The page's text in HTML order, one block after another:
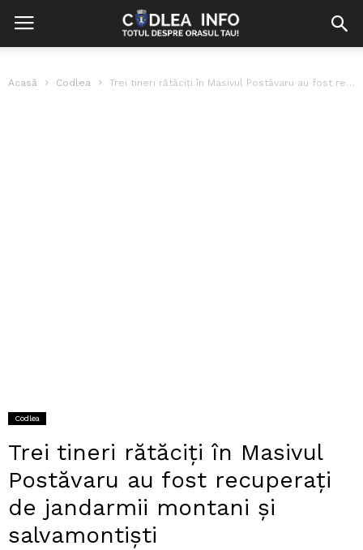
Acasă Codlea Trei tineri rătăciți în Masivul Postăvaru au fost recuperați de jandarmii montani...
Codlea
Trei tineri rătăciți în Masivul
Postăvaru au fost recuperați
de jandarmii montani și
salvamontiști